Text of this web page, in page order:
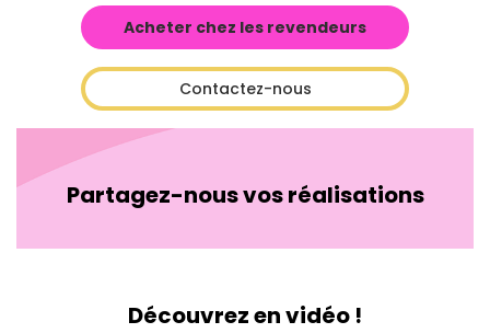
Acheter chez les revendeurs
Contactez-nous
Partagez-nous vos réalisations
Découvrez en vidéo !